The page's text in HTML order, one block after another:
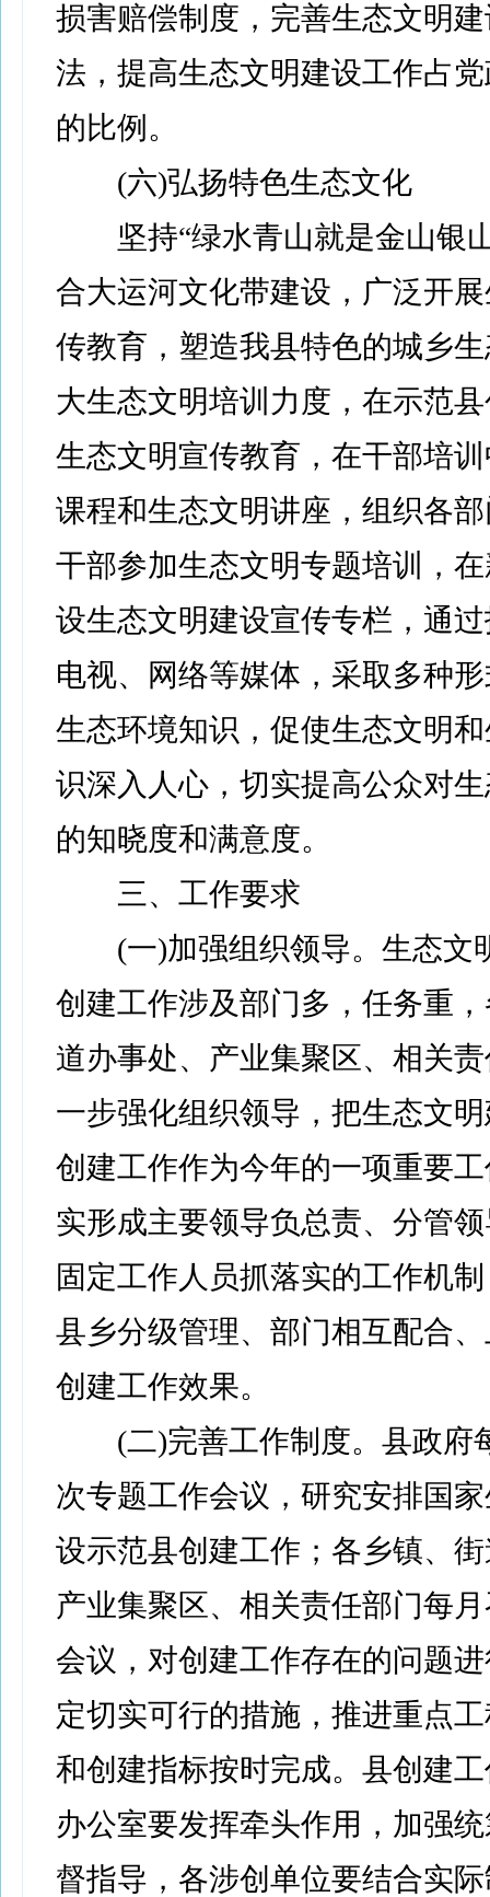
损害赔偿制度，完善生态文明
法，提高生态文明建设工作占
的比例。
(六)弘扬特色生态文化
坚持“绿水青山就是金山银
合大运河文化带建设，广泛开
传教育，塑造我县特色的城乡
大生态文明培训力度，在示范
生态文明宣传教育，在干部培
课程和生态文明讲座，组织各
干部参加生态文明专题培训，
设生态文明建设宣传专栏，通
电视、网络等媒体，采取多种
生态环境知识，促使生态文明
识深入人心，切实提高公众对
的知晓度和满意度。
三、工作要求
(一)加强组织领导。生态文
创建工作涉及部门多，任务重
道办事处、产业集聚区、相关
一步强化组织领导，把生态文
创建工作作为今年的一项重要
实形成主要领导负总责、分管
固定工作人员抓落实的工作机
县乡分级管理、部门相互配合
创建工作效果。
(二)完善工作制度。县政府
次专题工作会议，研究安排国
设示范县创建工作；各乡镇、
产业集聚区、相关责任部门每
会议，对创建工作存在的问题
定切实可行的措施，推进重点
和创建指标按时完成。县创建
办公室要发挥牵头作用，加强
督指导，各涉创单位要结合实